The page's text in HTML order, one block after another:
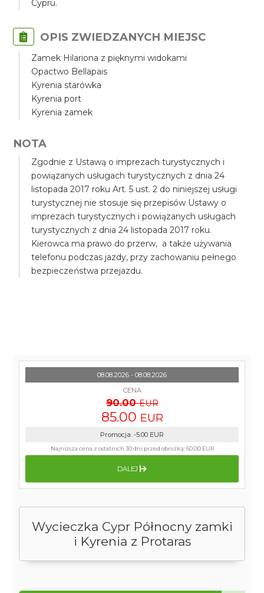
Cypru.
OPIS ZWIEDZANYCH MIEJSC
Zamek Hilariona z pięknymi widokami
Opactwo Bellapais
Kyrenia starówka
Kyrenia port
Kyrenia zamek
NOTA
Zgodnie z Ustawą o imprezach turystycznych i
powiązanych usługach turystycznych z dnia 24
listopada 2017 roku Art. 5 ust. 2 do niniejszej usługi
turystycznej nie stosuje się przepisów Ustawy o
imprezach turystycznych i powiązanych usługach
turystycznych z dnia 24 listopada 2017 roku.
Kierowca ma prawo do przerw, a także używania
telefonu podczas jazdy, przy zachowaniu pełnego
bezpieczeństwa przejazdu.
Wycieczka Cypr Północny zamki
i Kyrenia z Protaras
08.08.2026 - 08.08.2026
CENA
90.00 EUR
85.00 EUR
Promocja: -5.00 EUR
Najniższa cena z ostatnich 30 dni przed obniżką:60.00 EUR
DALEJ